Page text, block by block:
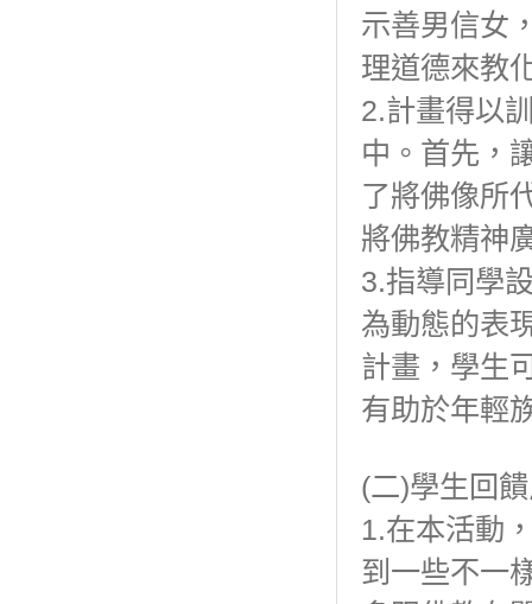
示善男信女
理道德來教
2.計畫得以
中。首先，
了將佛像所
將佛教精神
3.指導同學
為動態的表
計畫，學生
有助於年輕
(二)學生回
1.在本活動
到一些不一